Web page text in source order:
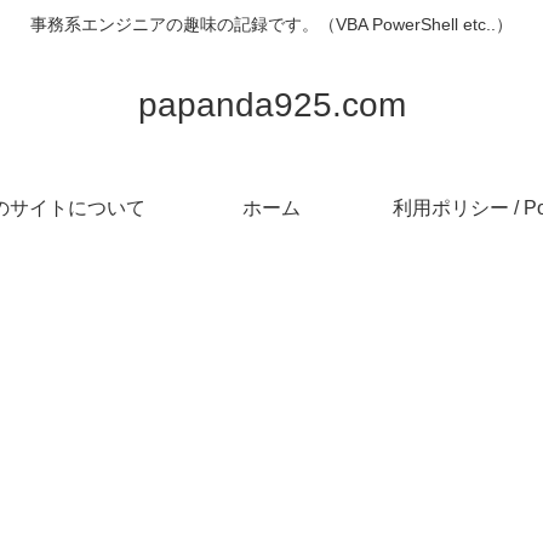
事務系エンジニアの趣味の記録です。（VBA PowerShell etc..）
papanda925.com
サイトについて ホーム 利用ポリシー /